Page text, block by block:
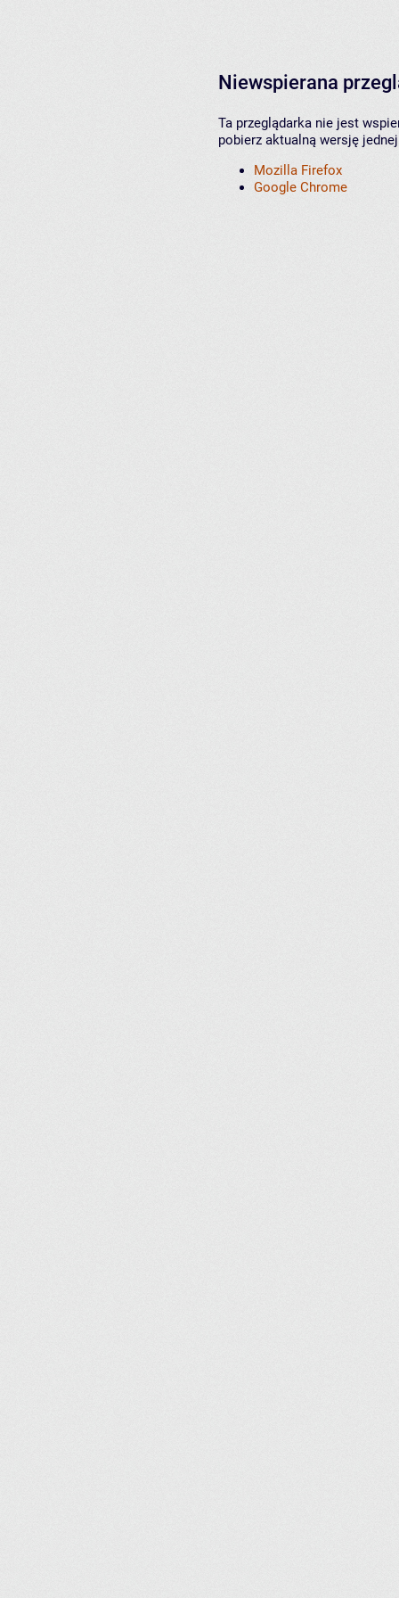
Niewspierana
Ta przeglądarka nie jest
pobierz aktualną wersję
Mozilla Firefox
Google Chrome